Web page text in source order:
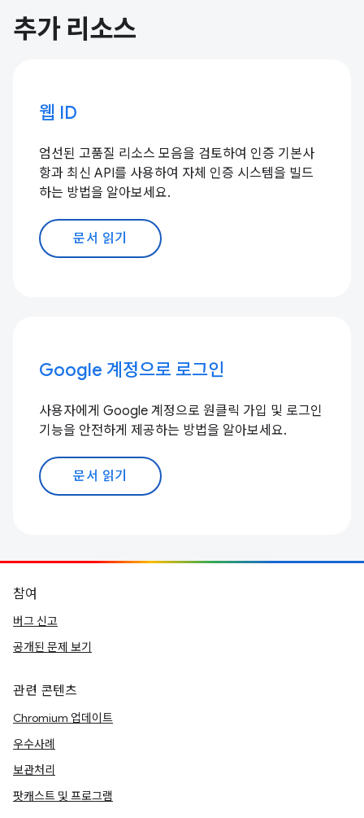
추가 리소스
웹 ID
엄선된 고품질 리소스 모음을 검토하여 인증 기본사
항과 최신 API를 사용하여 자체 인증 시스템을 빌드
하는 방법을 알아보세요.
문서 읽기
Google 계정으로 로그인
사용자에게 Google 계정으로 원클릭 가입 및 로그인
기능을 안전하게 제공하는 방법을 알아보세요.
문서 읽기
참여
버그 신고
공개된 문제 보기
관련 콘텐츠
Chromium 업데이트
우수사례
보관처리
팟캐스트 및 프로그램